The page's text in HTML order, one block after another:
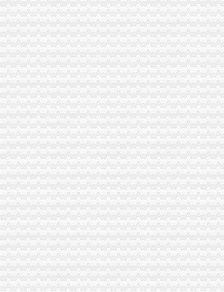
巴南局重庆进出口权花溪工商所举办迎奥运食品安全事故应急演练
万州局着力造三峡库区“中央商务区”重庆进出口权
巫山局重庆公司注销全面开展局长下所促监管活动
璧山局重庆财务公司全力推进电子商务监管工作
万州局被区委、重庆代理记账区表彰为北京2008奥林匹克火炬接力重庆万州递
丰都局重庆代理报税许明寺所三措施积支持地方产业发展
荣昌县县长陈杰对县工商局重庆财务公司工作提出五点要求
经检总队创新工作模式设立专业工作组
市局财审处“四举措”重庆代理记账化资产收入管理
市局召开电子商务监管工作座谈会征求有关专家、市场主体和职能部门的重庆
工商动态
城口局全面启动“四大一重点”重庆代理记账工作
巫溪局重庆公司注销尖山所建立农村商品质量安全宣长效机制
綦江局推行五项措施加集贸市重庆分公司注册场监管
沙坪坝局提出加基层规范化建设应着力从树立“四种意识”重庆发票申请上下功夫
秀山局突出六项重点狠抓“五一”重庆代理记账市场监管
石柱局重庆代理记账四项措施规范莼菜收购秩序
一季度9695名下岗失业人员在民营经济领域再就业 申办企业热增高
南岸区副区长汪建华到分局重庆代理记账现场办公解决问题
重庆广告业发展呈现四大点
铜梁局重庆发票申请保春耕专项整初战告捷
沙坪坝局巧借“三股力”重庆代账公司推进农产品商标培育发展
九龙坡局重庆代理记账四措施清理户外广告成效显著
江津局重庆发票申请推行案例教学法培训取得实效
綦江县推行三方协作解决非公经济难问题
万盛局贯彻落实专项教育培训电视电话会议精力求“四个突破”重庆发票申请
大足局坚持“五加、五坚持、五严”重庆公司注销确保专项教育培训效果
经开园局重庆代理记账调研信息获北部新区管委会领导批示